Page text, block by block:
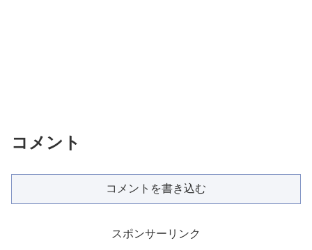
コメント
コメントを書き込む
スポンサーリンク